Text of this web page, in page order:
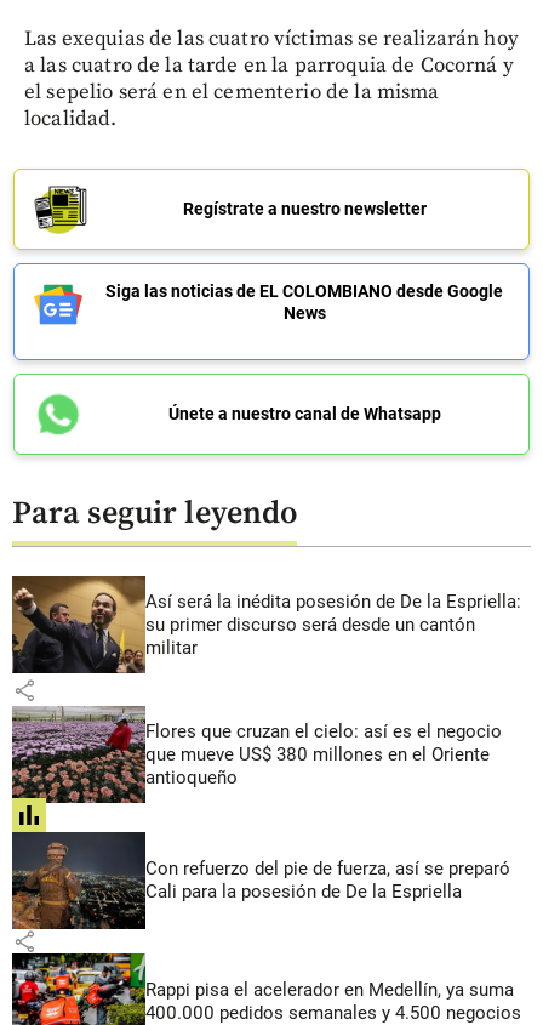
Las exequias de las cuatro víctimas se realizarán hoy
a las cuatro de la tarde en la parroquia de Cocorná y
el sepelio será en el cementerio de la misma
localidad.
Regístrate a nuestro newsletter
Siga las noticias de EL COLOMBIANO desde Google
News
Únete a nuestro canal de Whatsapp
Para seguir leyendo
Así será la inédita posesión de De la Espriella:
su primer discurso será desde un cantón
militar
share
Flores que cruzan el cielo: así es el negocio
que mueve US$ 380 millones en el Oriente
antioqueño
share
Con refuerzo del pie de fuerza, así se preparó
Cali para la posesión de De la Espriella
share
Rappi pisa el acelerador en Medellín, ya suma
400.000 pedidos semanales y 4.500 negocios